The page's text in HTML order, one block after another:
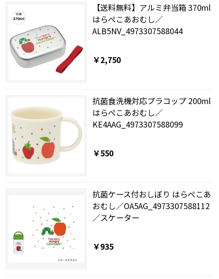
【送料無料】アルミ弁当箱 370ml
はらぺこあおむし／
ALB5NV_4973307588044
￥2,750
抗菌食洗機対応プラコップ 200ml
はらぺこあおむし／
KE4AAG_4973307588099
￥550
抗菌ケース付おしぼり はらぺこあ
おむし／OA5AG_4973307588112
／スケーター
￥935